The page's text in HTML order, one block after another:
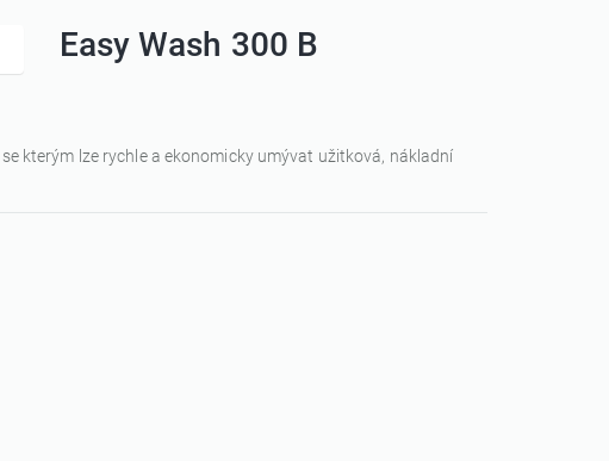
Easy Wash 300 B
kterým lze rychle a ekonomicky umývat užitková, nákladní